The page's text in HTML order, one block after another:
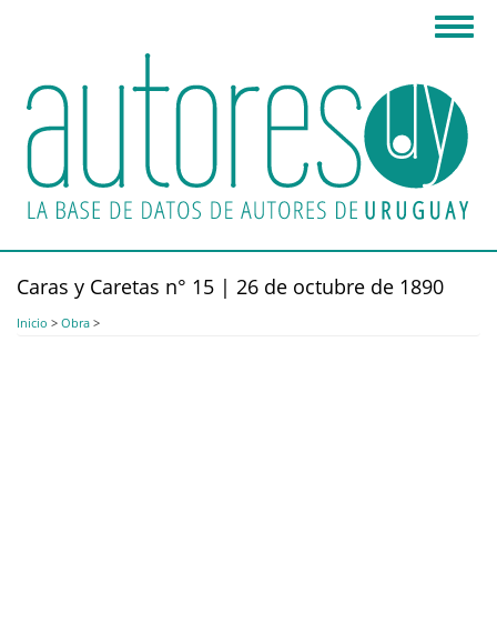
principal
Caras y Caretas n° 15 | 26 de octubre de 1890
Inicio > Obra >